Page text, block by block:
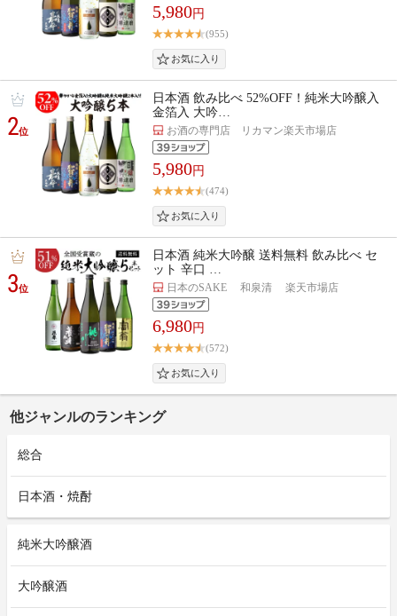
5,980円
(955)
2位
日本酒 飲み比べ 52%OFF！純米大吟醸入
金箔入 大吟…
お酒の専門店 リカマン楽天市場店
5,980円
(474)
3位
日本酒 純米大吟醸 送料無料 飲み比べ セ
ット 辛口 …
日本のSAKE 和泉清 楽天市場店
6,980円
(572)
他ジャンルのランキング
総合
日本酒・焼酎
純米大吟醸酒
大吟醸酒